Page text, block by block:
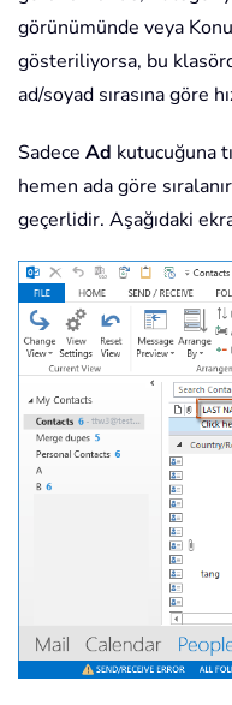
görünümünde veya
gösteriliyorsa, bu
ad/soyad sırasına göre
Sadece Ad kutucuğuna
hemen ada göre
geçerlidir. Aşağıdaki